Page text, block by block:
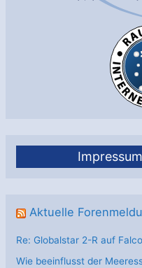
Impressum
Aktuelle
Re: Globalstar 2-R auf
Wie beeinflusst der